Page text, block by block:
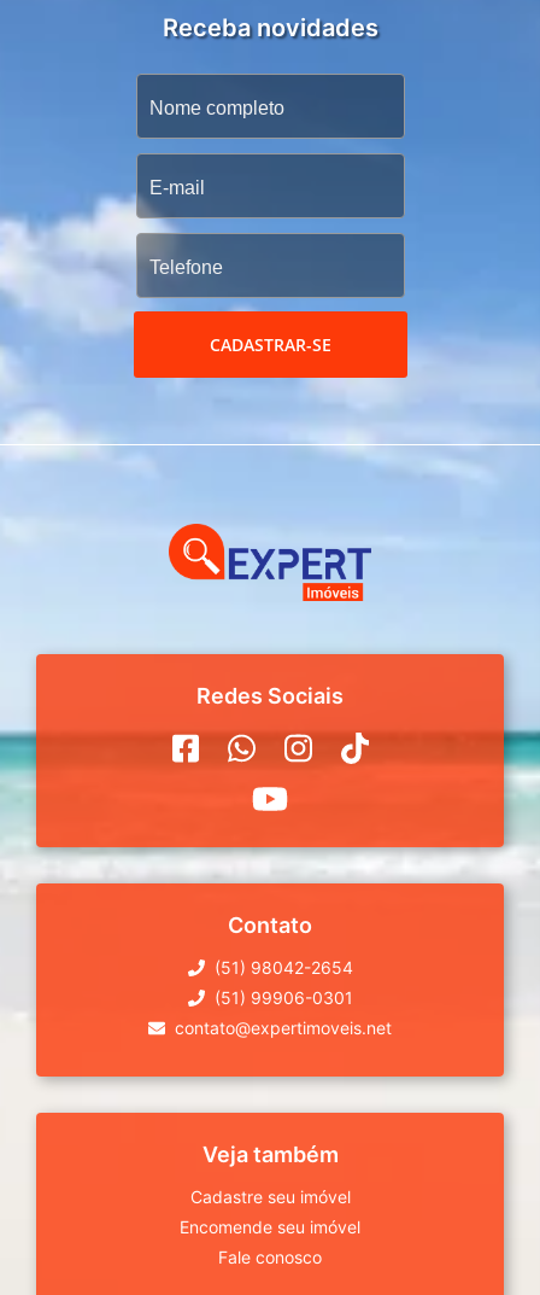
Receba novidades
CADASTRAR-SE
Redes Sociais
Contato
(51) 98042-2654
(51) 99906-0301
contato@expertimoveis.net
Veja também
Cadastre seu imóvel
Encomende seu imóvel
Fale conosco